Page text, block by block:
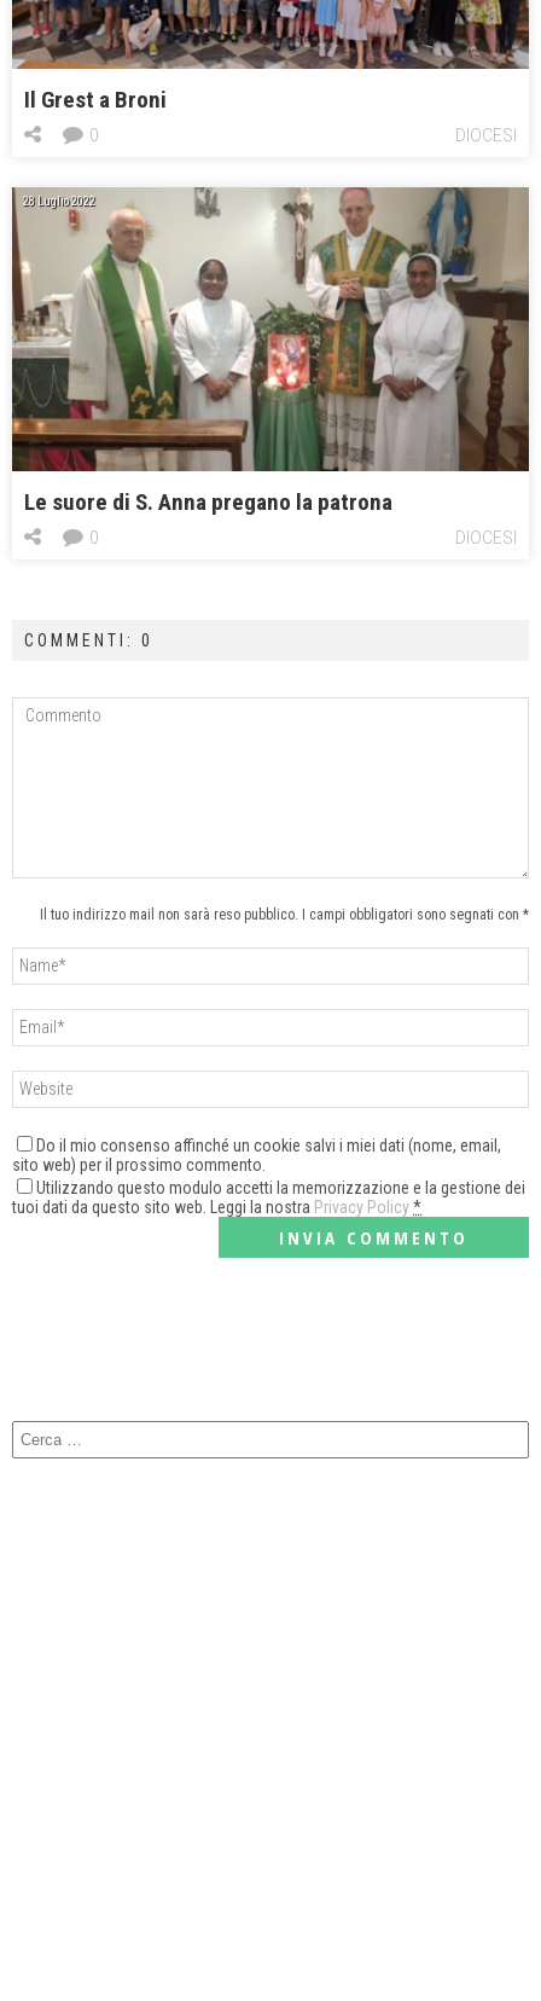
Il Grest a Broni
DIOCESI
0
28 Luglio 2022
Le suore di S. Anna pregano la patrona
DIOCESI
0
COMMENTI: 0
Il tuo indirizzo mail non sarà reso pubblico. I campi obbligatori sono segnati con *
Do il mio consenso affinché un cookie salvi i miei dati (nome, email,
sito web) per il prossimo commento.
Utilizzando questo modulo accetti la memorizzazione e la gestione dei
tuoi dati da questo sito web. Leggi la nostra Privacy Policy*